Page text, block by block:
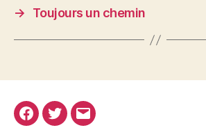
→
Toujours un chemin
Facebook
Twitter
E-